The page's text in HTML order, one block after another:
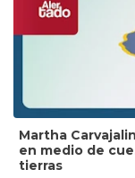
Martha
en medio de
tierras